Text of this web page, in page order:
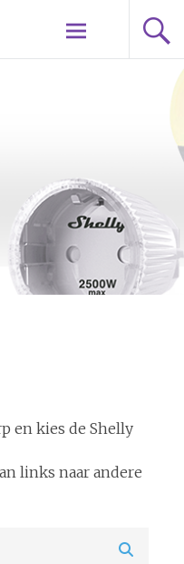
en kies de Shelly
links naar andere